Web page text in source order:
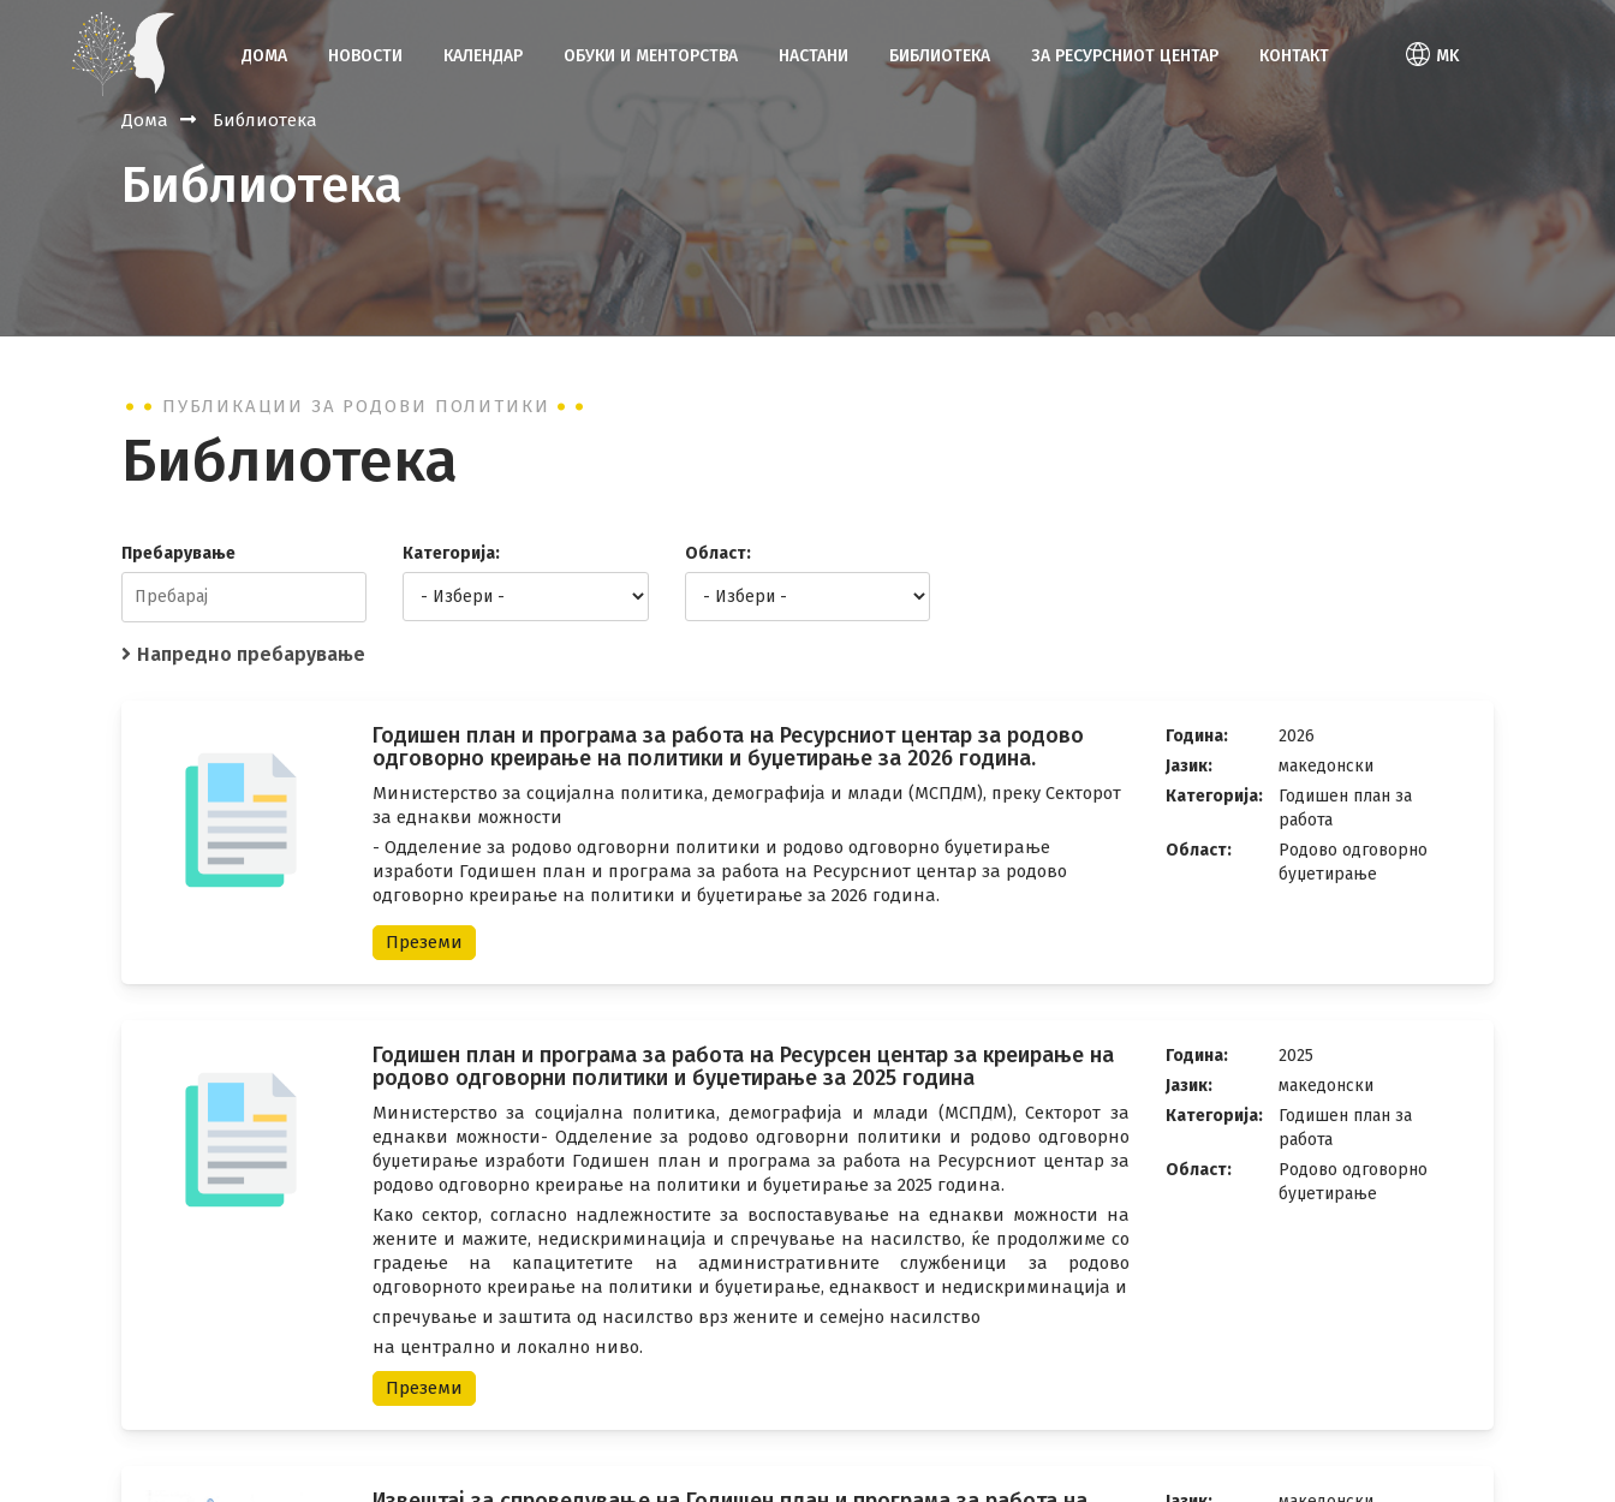
ДОМА НОВОСТИ КАЛЕНДАР ОБУКИ И МЕНТОРСТВА НАСТАНИ БИБЛИОТЕКА ЗА РЕСУРСНИОТ ЦЕНТАР КОНТАКТ MK
Дома Библиотека
Библиотека
ПУБЛИКАЦИИ ЗА РОДОВИ ПОЛИТИКИ
Библиотека
Пребарување Категорија: Област:
Напредно пребарување
Годишен план и програма за работа на Ресурсниот центар за родово
одговорно креирање на политики и буџетирање за 2026 година.
Министерство за социјална политика, демографија и млади (МСПДМ), преку Секторот
за еднакви можности
- Одделение за родово одговорни политики и родово одговорно буџетирање
изработи Годишен план и програма за работа на Ресурсниот центар за родово
одговорно креирање на политики и буџетирање за 2026 година.
Преземи
Година:
2026
Јазик:
македонски
Категорија:
Годишен план за
работа
Област:
Родово одговорно
буџетирање
Годишен план и програма за работа на Ресурсен центар за креирање на
родово одговорни политики и буџетирање за 2025 година
Министерство за социјална политика, демографија и млади (МСПДМ), Секторот за
еднакви можности- Одделение за родово одговорни политики и родово одговорно
буџетирање изработи Годишен план и програма за работа на Ресурсниот центар за
родово одговорно креирање на политики и буџетирање за 2025 година.
Како сектор, согласно надлежностите за воспоставување на еднакви можности на
жените и мажите, недискриминација и спречување на насилство, ќе продолжиме со
градење на капацитетите на административните службеници за родово
одговорното креирање на политики и буџетирање, еднаквост и недискриминација и
спречување и заштита од насилство врз жените и семејно насилство
на централно и локално ниво.
Преземи
Година:
2025
Јазик:
македонски
Категорија:
Годишен план за
работа
Област:
Родово одговорно
буџетирање